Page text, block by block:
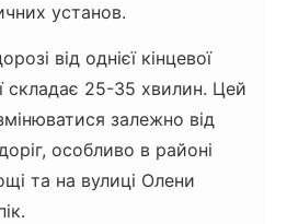
установ.
від однієї кінцевої
складає 25-35 хвилин. Цей
залежно від
особливо в районі
та на вулиці Олени